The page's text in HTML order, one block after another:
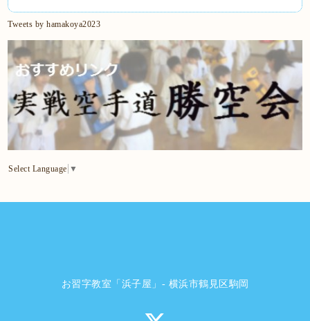
Tweets by hamakoya2023
Select Language ▼
お習字教室「浜子屋」- 横浜市鶴見区駒岡